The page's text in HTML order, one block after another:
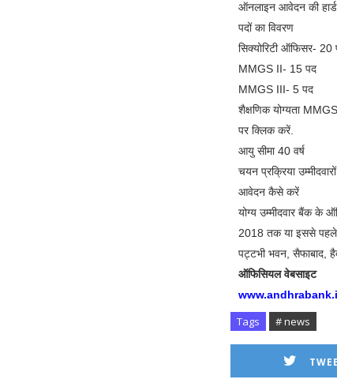
ऑनलाइन आवेदन की
पदों का विवरण
सिक्योरिटी ऑफिसर- 20
MMGS II- 15 पद
MMGS III- 5 पद
शैक्षणिक योग्यता
पर क्लिक करें.
आयु सीमा 40 वर्ष
चयन प्रक्रिया
आवेदन कैसे करें
योग्य उम्मीदवार बैंक
2018 तक या इससे
पट्टभी भवन, सैफाबाद,
ऑफिसियल वेबसाइट
Tags # news